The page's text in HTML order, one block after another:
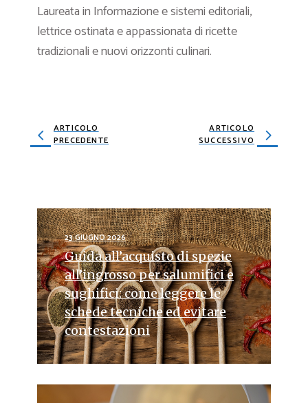
Laureata in Informazione e sistemi editoriali,
lettrice ostinata e appassionata di ricette
tradizionali e nuovi orizzonti culinari.
ARTICOLO
PRECEDENTE
ARTICOLO
SUCCESSIVO
23 GIUGNO 2026
Guida all’acquisto di spezie
all’ingrosso per salumifici e
sughifici: come leggere le
schede tecniche ed evitare
contestazioni